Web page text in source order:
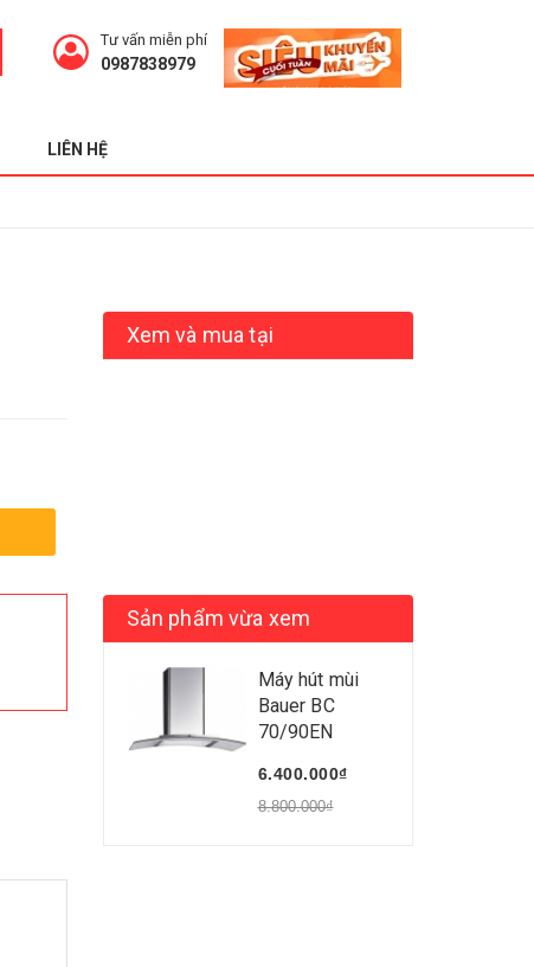
Tư vấn miễn phí
0987838979
LIÊN HỆ
Xem và mua tại
Sản phẩm vừa xem
Máy hút mùi
Bauer BC
70/90EN
6.400.000₫
8.800.000₫